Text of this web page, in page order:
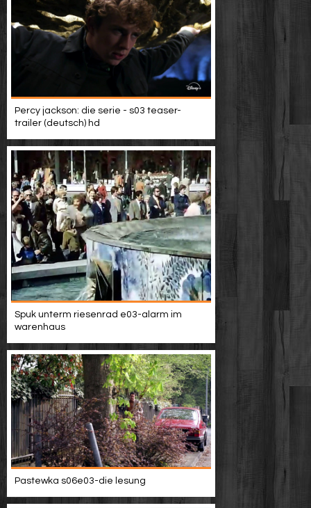
Percy jackson: die serie - s03 teaser-
trailer (deutsch) hd
Spuk unterm riesenrad e03-alarm im
warenhaus
Pastewka s06e03-die lesung